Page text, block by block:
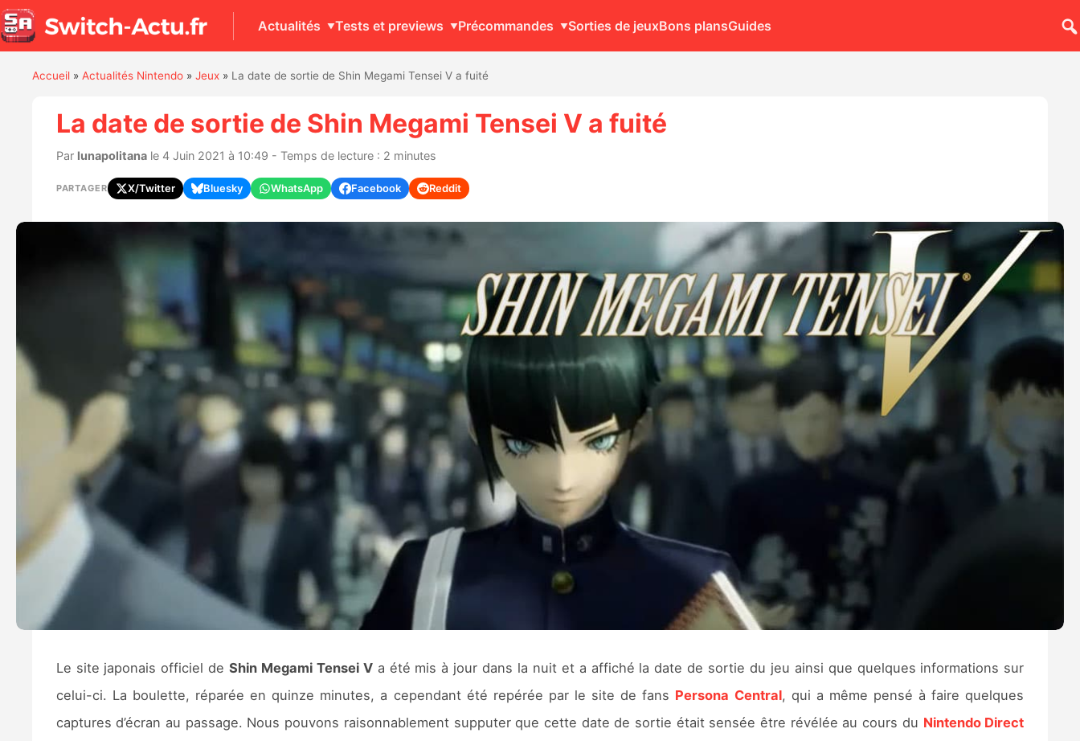
Actualités Tests et previews Précommandes Sorties de jeuxBons plansGuides
Accueil» Actualités Nintendo» Jeux» La date de sortie de Shin Megami Tensei V a fuité
La date de sortie de Shin Megami Tensei V a fuité
Par lunapolitanale 4 Juin 2021 à 10:49 - Temps de lecture : 2 minutes
PARTAGER X/Twitter Bluesky WhatsApp Facebook Reddit
Le site japonais officiel deShin Megami Tensei Va été mis à jour dans la nuit et a affiché la date de sortie du jeu ainsi que quelques informations sur
celui-ci. La boulette, réparée en quinze minutes, a cependant été repérée par le site de fans Persona Central, qui a même pensé à faire quelques
captures d’écran au passage. Nous pouvons raisonnablement supputer que cette date de sortie était sensée être révélée au cours du Nintendo Direct